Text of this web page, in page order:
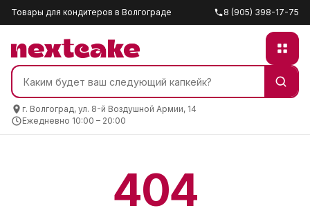
Товары для кондитеров в Волгограде 8 (905) 398-17-75
г. Волгоград, ул. 8-й Воздушной Армии, 14
Ежедневно 10:00 – 20:00
404